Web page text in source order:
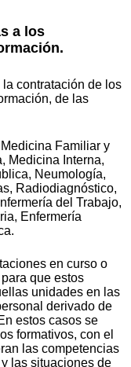
a los
contratación de los
de las
Familiar y
Medicina Interna,
Neumología,
Radiodiagnóstico,
del Trabajo,
Enfermería
en curso o
que estos
unidades en las
derivado de
estos casos se
formativos, con el
las competencias
las situaciones de